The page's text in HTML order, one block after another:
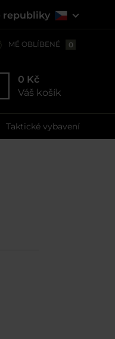
republiky
MÉ OBLÍBENÉ 0
0 Kč
Váš košík
Taktické vybavení